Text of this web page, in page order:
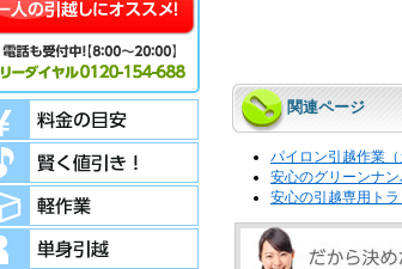
関連ページ
パイロン引越作業（
安心のグリーンナン
安心の引越専用トラ